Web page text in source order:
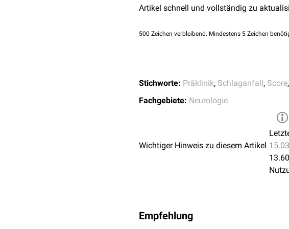
Griffkraft
Artikel schnell und vollständig zu
500 Zeichen verbleibend. Mindestens 5 Zeichen
Stichworte: Präklinik, Schlaganfall, Score,
Fachgebiete: Neurologie
Wichtiger Hinweis zu diesem Artikel
Empfehlung